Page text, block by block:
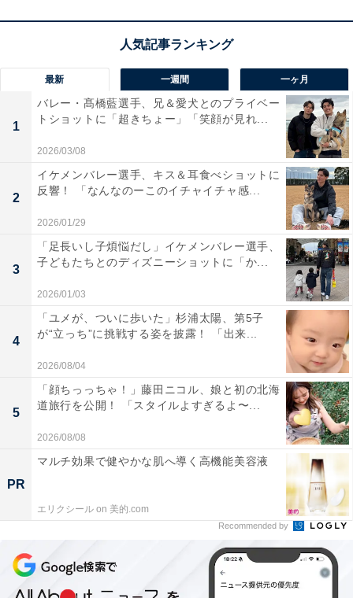
最新 一週間 一ヶ月
1
バレー・髙橋藍選手、兄＆愛犬とのプライベー
トショットに「超きちょー」「笑顔が見れ...
2026/03/08
2
イケメンバレー選手、キス＆耳食べショットに
反響！ 「なんなのーこのイチャイチャ感...
2026/01/29
3
「足長いし子煩悩だし」イケメンバレー選手、
子どもたちとのディズニーショットに「か...
2026/01/03
4
「ユメが、ついに歩いた」杉浦太陽、第5子
が“立っち”に挑戦する姿を披露！ 「出来...
2026/08/04
5
「顔ちっっちゃ！」藤田ニコル、娘と初の北海
道旅行を公開！ 「スタイルよすぎるよ〜...
2026/08/08
PR
マルチ効果で健やかな肌へ導く高機能美容液
エリクシール on 美的.com
Recommended by